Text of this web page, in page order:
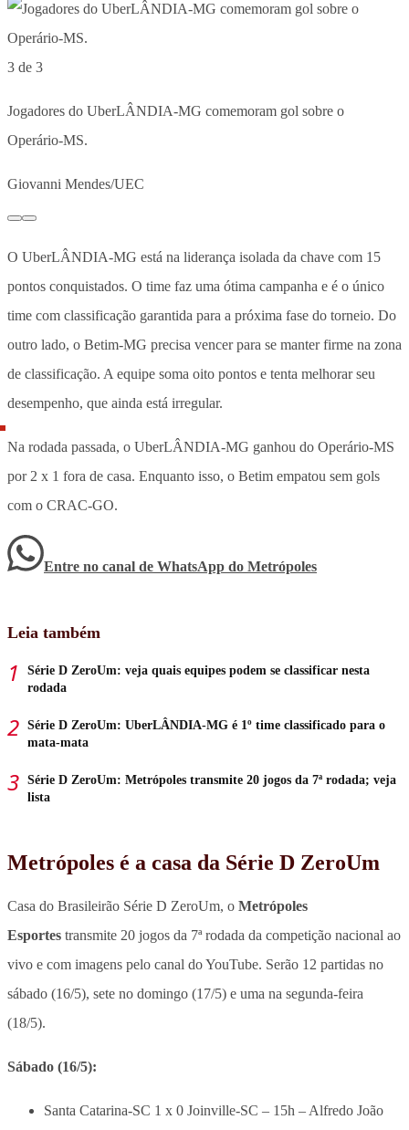
3 de 3
Jogadores do UberLÂNDIA-MG comemoram gol sobre o
Operário-MS.
Giovanni Mendes/UEC
O UberLÂNDIA-MG está na liderança isolada da chave com 15
pontos conquistados. O time faz uma ótima campanha e é o único
time com classificação garantida para a próxima fase do torneio. Do
outro lado, o Betim-MG precisa vencer para se manter firme na zona
de classificação. A equipe soma oito pontos e tenta melhorar seu
desempenho, que ainda está irregular.
Na rodada passada, o UberLÂNDIA-MG ganhou do Operário-MS
por 2 x 1 fora de casa. Enquanto isso, o Betim empatou sem gols
com o CRAC-GO.
Entre no canal de WhatsApp do Metrópoles
Leia também
Série D ZeroUm: veja quais equipes podem se classificar nesta
rodada
Série D ZeroUm: UberLÂNDIA-MG é 1º time classificado para o
mata-mata
Série D ZeroUm: Metrópoles transmite 20 jogos da 7ª rodada; veja
lista
Metrópoles é a casa da Série D ZeroUm
Casa do Brasileirão Série D ZeroUm, o Metrópoles
Esportes transmite 20 jogos da 7ª rodada da competição nacional ao
vivo e com imagens pelo canal do YouTube. Serão 12 partidas no
sábado (16/5), sete no domingo (17/5) e uma na segunda-feira
(18/5).
Sábado (16/5):
Santa Catarina-SC 1 x 0 Joinville-SC – 15h – Alfredo João